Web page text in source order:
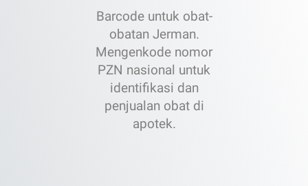
Barcode untuk obat-
obatan Jerman.
Mengenkode nomor
PZN nasional untuk
identifikasi dan
penjualan obat di
apotek.